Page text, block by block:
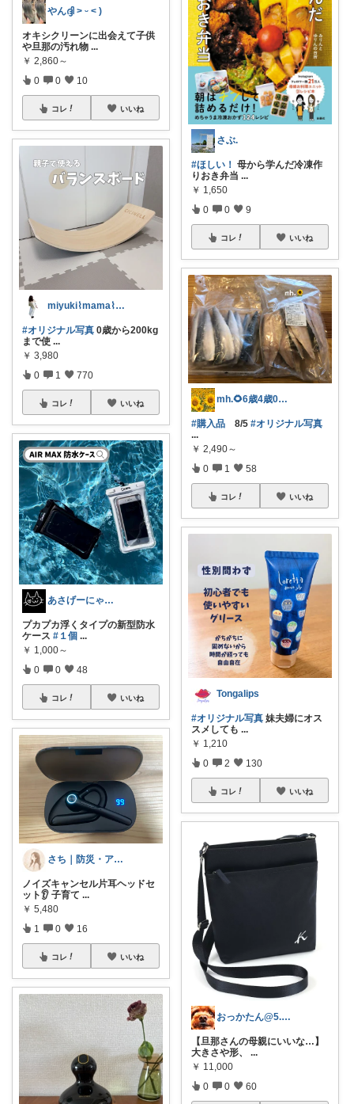
やんദ്ദി ˃ ᵕ ˂ )
オキシクリーンに出会えて子供
や旦那の汚れ物 ...
￥ 2,860～
0 0 10
コレ いいね
miyuki⌇mama⌇注文住宅計画中
#オリジナル写真 0歳から200kg
まで使 ...
￥ 3,980
0 1 770
コレ いいね
あさげーにゃ🐈‍⬛✨
プカプカ浮くタイプの新型防水
ケース #１個 ...
￥ 1,000～
0 0 48
コレ いいね
さち｜防災・アウトドア雑貨
ノイズキャンセル片耳ヘッドセ
ット👂 子育て ...
￥ 5,480
1 0 16
コレ いいね
さぶ.
#ほしい！ 母から学んだ冷凍作
りおき弁当 ...
￥ 1,650
0 0 9
コレ いいね
mh.🌻6歳4歳0歳の母.お礼💐↓
#購入品 8/5 #オリジナル写真
...
￥ 2,490～
0 1 58
コレ いいね
Tongalips
#オリジナル写真 妹夫婦にオス
スメしても ...
￥ 1,210
0 2 130
コレ いいね
おっかたん@5.6日経由購入感謝です！！
【旦那さんの母親にいいな…】
大きさや形、
...
￥ 11,000
0 0 60